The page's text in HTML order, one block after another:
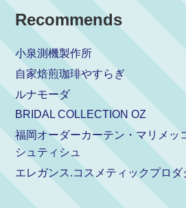
Recommends
小泉測機製作所
自家焙煎珈琲やすらぎ
ルナモーダ
BRIDAL COLLECTION OZ
福岡オーダーカーテン・マリメ
シュティシュ
エレガンス.コスメティックプロダ